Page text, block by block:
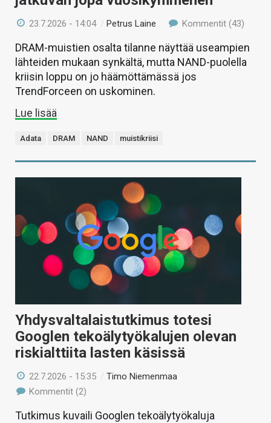
23.7.2026 - 14:04 /Petrus Laine Kommentit (43)
DRAM-muistien osalta tilanne näyttää useampien
lähteiden mukaan synkältä, mutta NAND-puolella
kriisin loppu on jo häämöttämässä jos
TrendForceen on uskominen.
Lue lisää
Adata DRAM NAND muistikriisi
Yhdysvaltalaistutkimus totesi
Googlen tekoälytyökalujen olevan
riskialttiita lasten käsissä
22.7.2026 - 15:35 /Timo Niemenmaa
Kommentit (2)
Tutkimus kuvaili Googlen tekoälytyökaluja